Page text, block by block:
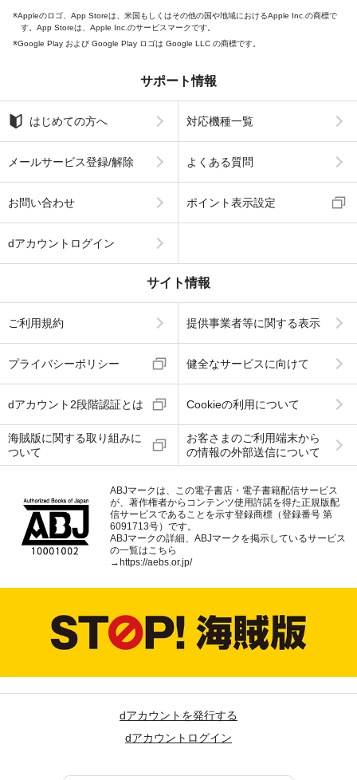
Appleのロゴ、App Storeは、米国もしくはその他の国や地域におけるApple Inc.の商標で
す。App Storeは、Apple Inc.のサービスマークです。
Google Play および Google Play ロゴは Google LLC の商標です。
サポート情報
はじめての方へ 対応機種一覧
メールサービス登録/解除 よくある質問
お問い合わせ ポイント表示設定
dアカウントログイン
サイト情報
ご利用規約 提供事業者等に関する表示
プライバシーポリシー 健全なサービスに向けて
dアカウント2段階認証とは Cookieの利用について
海賊版に関する取り組みに
ついて
お客さまのご利用端末から
の情報の外部送信について
ABJマークは、この電子書店・電子書籍配信サービス
が、著作権者からコンテンツ使用許諾を得た正規版配
信サービスであることを示す登録商標（登録番号 第
6091713号）です。
ABJマークの詳細、ABJマークを掲示しているサービス
の一覧はこちら
→ https://aebs.or.jp/
dアカウントを発行する
dアカウントログイン